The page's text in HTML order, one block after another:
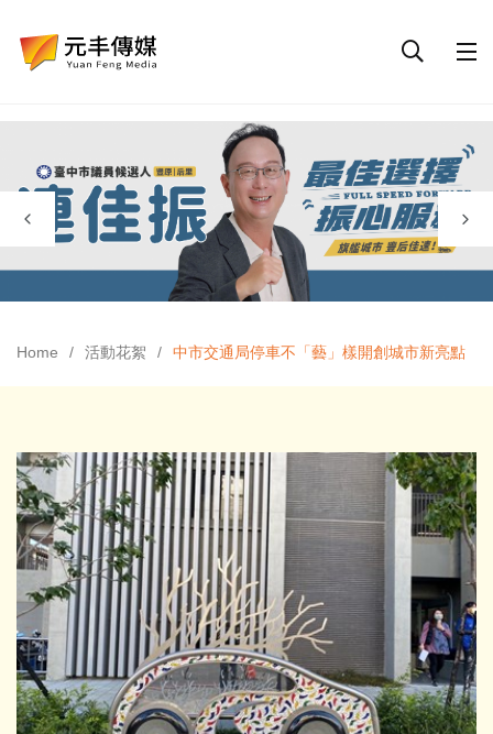
Home 活動花絮 中市交通局停車不「藝」樣開創城市新亮點